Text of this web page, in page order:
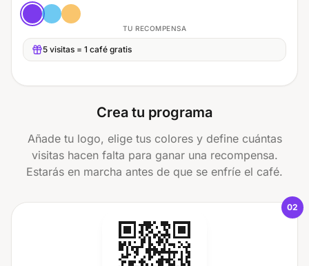
TU RECOMPENSA
5 visitas = 1 café gratis
Crea tu programa
Añade tu logo, elige tus colores y define cuántas
visitas hacen falta para ganar una recompensa.
Estarás en marcha antes de que se enfríe el café.
02